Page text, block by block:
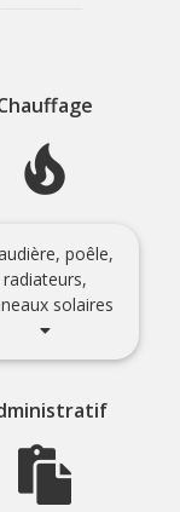
poêle,
radiateurs,
solaires